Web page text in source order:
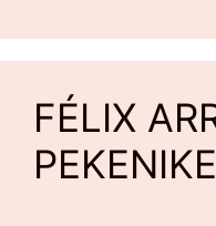
FÉLIX